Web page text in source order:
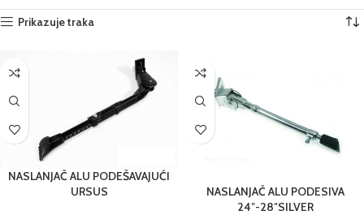
Prikazuje traka
NASLANJAČ ALU PODEŠAVAJUĆI
URSUS
NASLANJAČ ALU PODESIVA
24″-28″SILVER